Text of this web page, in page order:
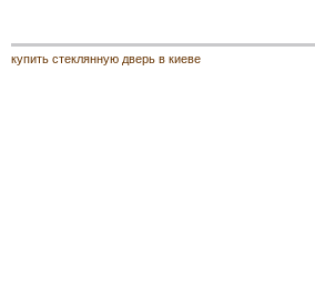
купить стеклянную дверь в киеве